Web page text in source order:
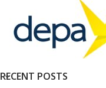
RECENT POSTS